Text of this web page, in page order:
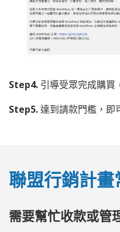
Step4. 引導受眾完成購買
Step5.達到請款門檻，即
聯盟行銷計
需要幫忙收款或管